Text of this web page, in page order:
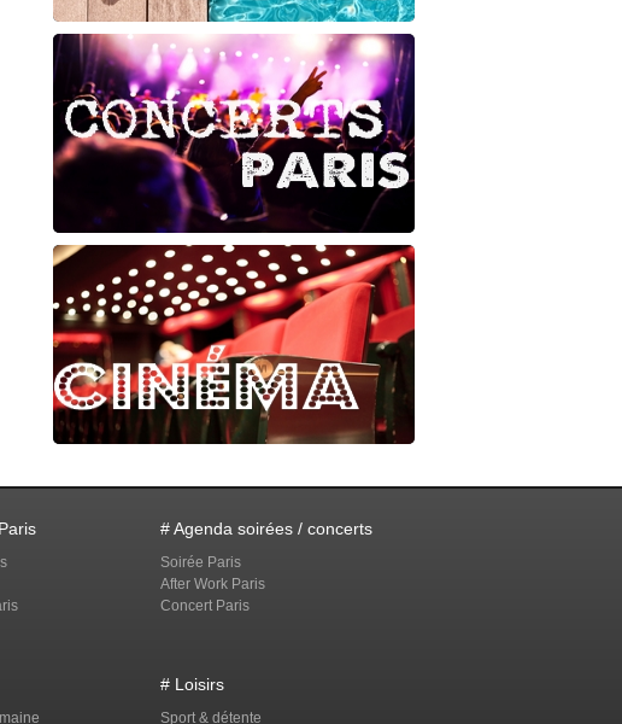
# Agenda soirées / concerts
Soirée Paris
After Work Paris
Concert Paris
# Loisirs
Sport & détente